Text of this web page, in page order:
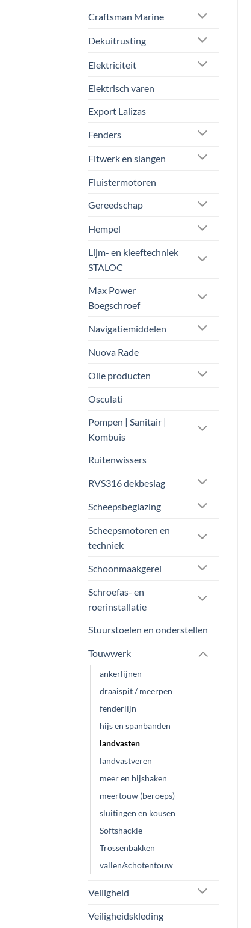
Craftsman Marine
Dekuitrusting
Elektriciteit
Elektrisch varen
Export Lalizas
Fenders
Fitwerk en slangen
Fluistermotoren
Gereedschap
Hempel
Lijm- en kleeftechniek
STALOC
Max Power
Boegschroef
Navigatiemiddelen
Nuova Rade
Olie producten
Osculati
Pompen | Sanitair |
Kombuis
Ruitenwissers
RVS316 dekbeslag
Scheepsbeglazing
Scheepsmotoren en
techniek
Schoonmaakgerei
Schroefas- en
roerinstallatie
Stuurstoelen en onderstellen
Touwwerk
ankerlijnen
draaispit / meerpen
fenderlijn
hijs en spanbanden
landvasten
landvastveren
meer en hijshaken
meertouw (beroeps)
sluitingen en kousen
Softshackle
Trossenbakken
vallen/schotentouw
Veiligheid
Veiligheidskleding
Gevlochten landvast 14 mm
polyester/polypropyleen
Oorspronkelijke
Huidige
Vallentouw Newport 10 mm
Rood
€3,15